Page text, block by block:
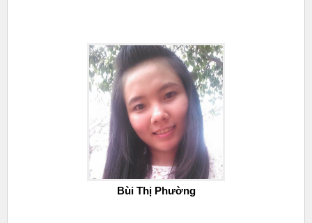
Bùi Thị Phường